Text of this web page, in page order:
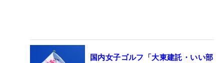
国内女子ゴルフ「大東建託・いい部